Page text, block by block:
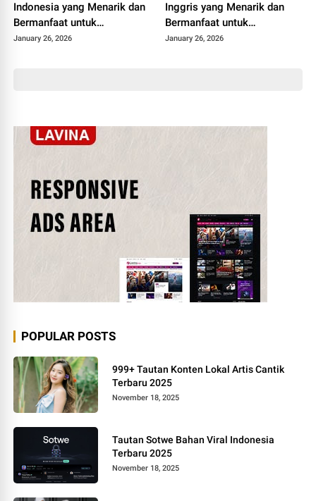
Indonesia yang Menarik dan
Bermanfaat untuk
Mahasiswa
January 26, 2026
Inggris yang Menarik dan
Bermanfaat untuk
Mahasiswa
January 26, 2026
POPULAR POSTS
999+ Tautan Konten Lokal Artis Cantik
Terbaru 2025
November 18, 2025
Tautan Sotwe Bahan Viral Indonesia
Terbaru 2025
November 18, 2025